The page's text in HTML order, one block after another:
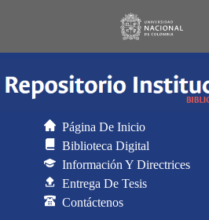
Página De Inicio
Biblioteca Digital
Información Y Directrices
Entrega De Tesis
Contáctenos